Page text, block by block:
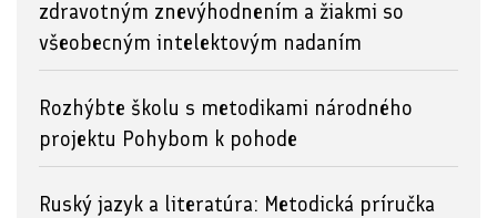
zdravotným znevýhodnením a žiakmi so
všeobecným intelektovým nadaním
Rozhýbte školu s metodikami národného
projektu Pohybom k pohode
Ruský jazyk a literatúra: Metodická príručka